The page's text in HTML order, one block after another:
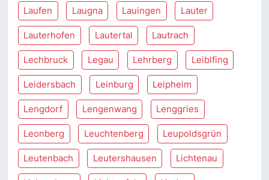
Laufen Laugna Lauingen Lauter
Lauterhofen Lautertal Lautrach
Lechbruck Legau Lehrberg Leiblfing
Leidersbach Leinburg Leipheim
Lengdorf Lengenwang Lenggries
Leonberg Leuchtenberg Leupoldsgrün
Leutenbach Leutershausen Lichtenau